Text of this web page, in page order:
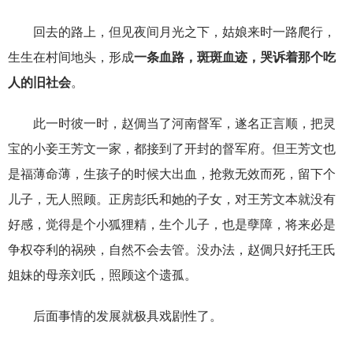
回去的路上，但见夜间月光之下，姑娘来时一路爬行，
生生在村间地头，形成一条血路，斑斑血迹，哭诉着那个吃
人的旧社会。
此一时彼一时，赵倜当了河南督军，遂名正言顺，把灵
宝的小妾王芳文一家，都接到了开封的督军府。但王芳文也
是福薄命薄，生孩子的时候大出血，抢救无效而死，留下个
儿子，无人照顾。正房彭氏和她的子女，对王芳文本就没有
好感，觉得是个小狐狸精，生个儿子，也是孽障，将来必是
争权夺利的祸殃，自然不会去管。没办法，赵倜只好托王氏
姐妹的母亲刘氏，照顾这个遗孤。
后面事情的发展就极具戏剧性了。